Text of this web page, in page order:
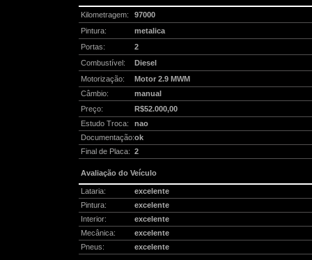
Kilometragem:
97000
Pintura:
metalica
Portas:
2
Combustível:
Diesel
Motorização:
Motor 2.9 MWM
Câmbio:
manual
Preço:
R$52.000,00
Estudo Troca:
nao
Documentação:ok
Final de Placa: 2
Avaliação do Veículo
Lataria:
excelente
Pintura:
excelente
Interior:
excelente
Mecânica:
excelente
Pneus:
excelente